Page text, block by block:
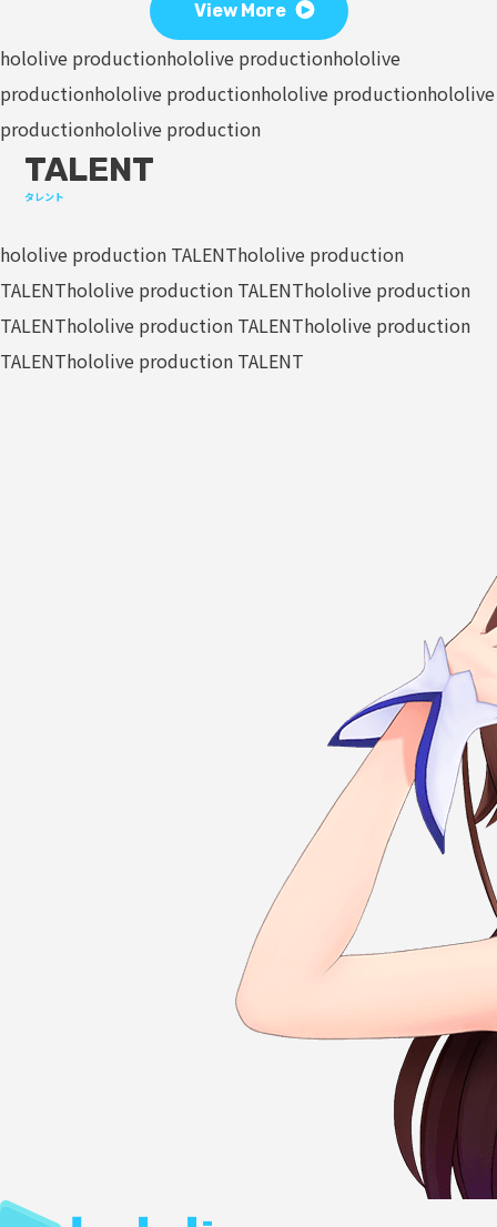
View More
hololive productionhololive productionhololive
productionhololive productionhololive productionhololive
productionhololive production
TALENT
タレント
hololive production TALENThololive production
TALENThololive production TALENThololive production
TALENThololive production TALENThololive production
TALENThololive production TALENT